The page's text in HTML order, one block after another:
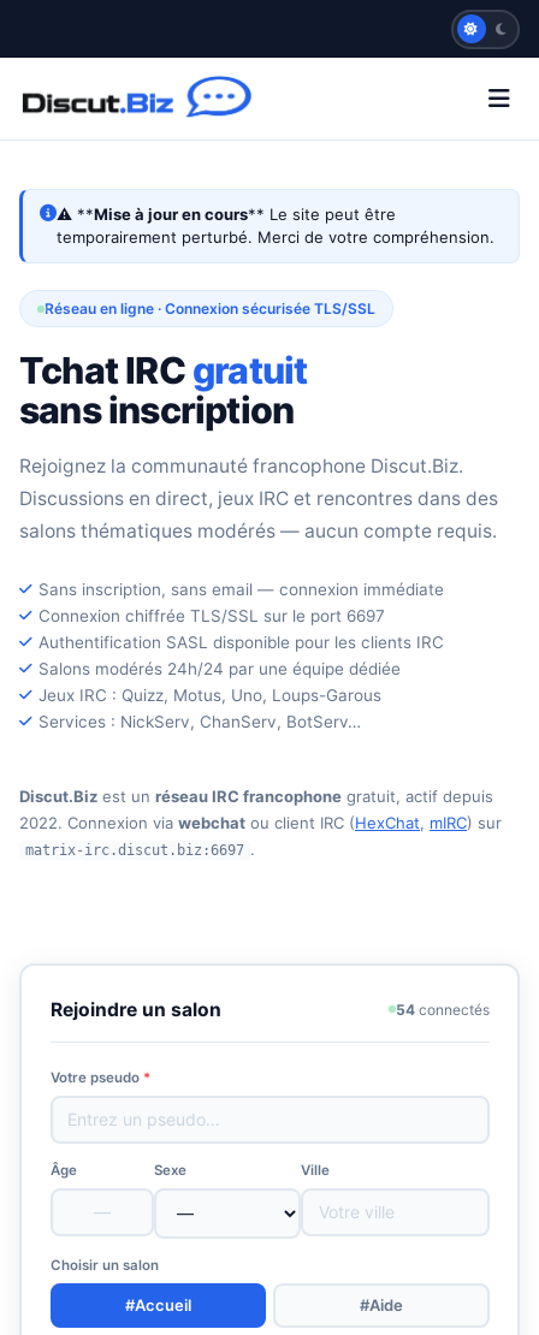
⚠️ **Mise à jour en cours** Le site peut être
temporairement perturbé. Merci de votre compréhension.
Réseau en ligne · Connexion sécurisée TLS/SSL
Tchat IRCgratuit
sans inscription
Rejoignez la communauté francophone Discut.Biz.
Discussions en direct, jeux IRC et rencontres dans des
salons thématiques modérés — aucun compte requis.
Sans inscription, sans email — connexion immédiate
Connexion chiffrée TLS/SSL sur le port 6697
Authentification SASL disponible pour les clients IRC
Salons modérés 24h/24 par une équipe dédiée
Jeux IRC : Quizz, Motus, Uno, Loups-Garous
Services : NickServ, ChanServ, BotServ…
Discut.Biz est un réseau IRC francophone gratuit, actif depuis
2022. Connexion via webchat ou client IRC (HexChat, mIRC) sur
matrix-irc.discut.biz:6697 .
Rejoindre un salon 54connectés
Votre pseudo *
Âge Sexe Ville
Choisir un salon
#Accueil #Aide